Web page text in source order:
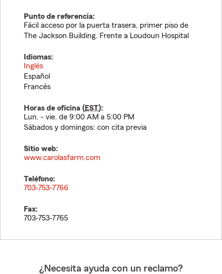
Punto de referencia:
Fácil acceso por la puerta trasera, primer piso de
The Jackson Building. Frente a Loudoun Hospital
Idiomas:
Inglés
Español
Francés
Horas de oficina (EST):
Lun. - vie. de 9:00 AM a 5:00 PM
Sábados y domingos: con cita previa
Sitio web:
www.carolasfarm.com
Teléfono:
703-753-7766
Fax:
703-753-7765
¿Necesita ayuda con un reclamo?